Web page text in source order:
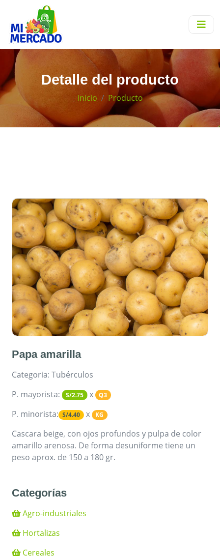
Detalle del producto
Inicio Producto
Papa amarilla
Categoria: Tubérculos
P. mayorista:
S/2.75 x Q3
P. minorista: S/4.40 x KG
Cascara beige, con ojos profundos y pulpa de color
amarillo arenosa. De forma desuniforme tiene un
peso aprox. de 150 a 180 gr.
Categorías
Agro-industriales
Hortalizas
Cereales